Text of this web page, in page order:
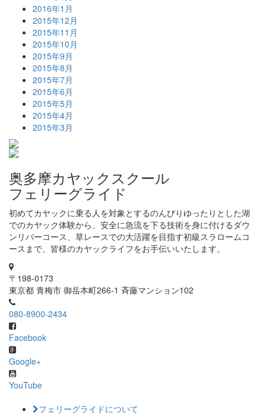
2016年1月
2015年12月
2015年11月
2015年10月
2015年9月
2015年8月
2015年7月
2015年6月
2015年5月
2015年4月
2015年3月
奥多摩カヤックスクール
フェリーグライド
初めてカヤックに乗る人を対象とするのんびりゆったりとした湖
でのカヤック体験から、安全に急流を下る技術を身に付けるダウ
ンリバーコース、草レースでの大活躍を目指す初級スラロームコ
ースまで、皆様のカヤックライフをお手伝いいたします。
〒198-0173
東京都 青梅市 御岳本町266-1 斉藤マンション102
080-8900-2434
Facebook
Google+
YouTube
フェリーグライドについて